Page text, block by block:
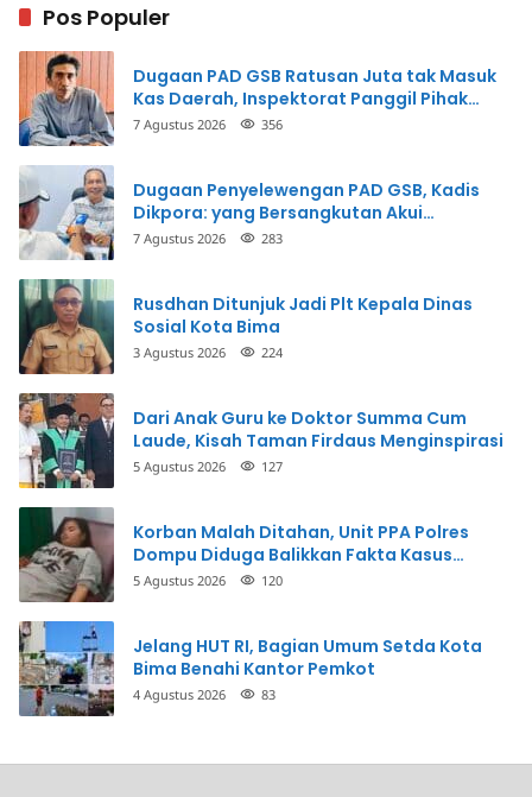
Pos Populer
Dugaan PAD GSB Ratusan Juta tak Masuk
Kas Daerah, Inspektorat Panggil Pihak
Terkait
7 Agustus 2026 356
Dugaan Penyelewengan PAD GSB, Kadis
Dikpora: yang Bersangkutan Akui
Perbuatannya dan Siap Mengembalikan
7 Agustus 2026 283
Rusdhan Ditunjuk Jadi Plt Kepala Dinas
Sosial Kota Bima
3 Agustus 2026 224
Dari Anak Guru ke Doktor Summa Cum
Laude, Kisah Taman Firdaus Menginspirasi
5 Agustus 2026 127
Korban Malah Ditahan, Unit PPA Polres
Dompu Diduga Balikkan Fakta Kasus
Penganiayaan
5 Agustus 2026 120
Jelang HUT RI, Bagian Umum Setda Kota
Bima Benahi Kantor Pemkot
4 Agustus 2026 83